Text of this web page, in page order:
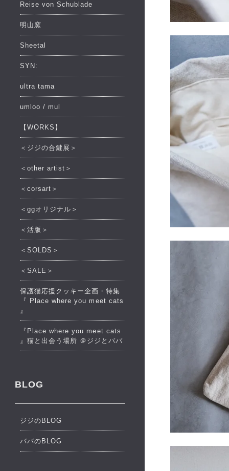
Reise von Schublade
明山窯
Sheetal
SYN:
ultra tama
umloo / mul
【WORKS】
＜ジジの合鍵展＞
＜other artist＞
＜corsart＞
＜ggオリジナル＞
＜活版＞
＜SOLDS＞
＜SALE＞
保護猫応援クッキー企画・特集
『 Place where you meet cats
』
『Place where you meet cats
』猫と出会う場所 ＠ジジとババ
BLOG
ジジのBLOG
ババのBLOG